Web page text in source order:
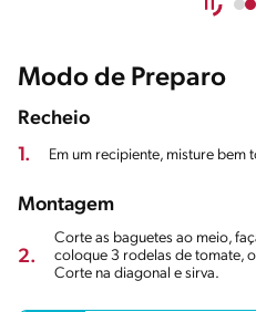
Modo de Preparo
Recheio
1.
Em um recipiente, misture bem
Montagem
2.
Corte as baguetes ao meio,
coloque 3 rodelas de tomate,
Corte na diagonal e sirva.